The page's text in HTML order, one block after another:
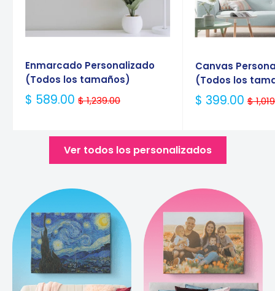
Enmarcado Personalizado
(Todos los tamaños)
Precio
Habitual
$ 589.00 $ 1,239.00
Canvas
(Todos los
Precio
Habitual
$ 399.00$
Ver todos los personalizados